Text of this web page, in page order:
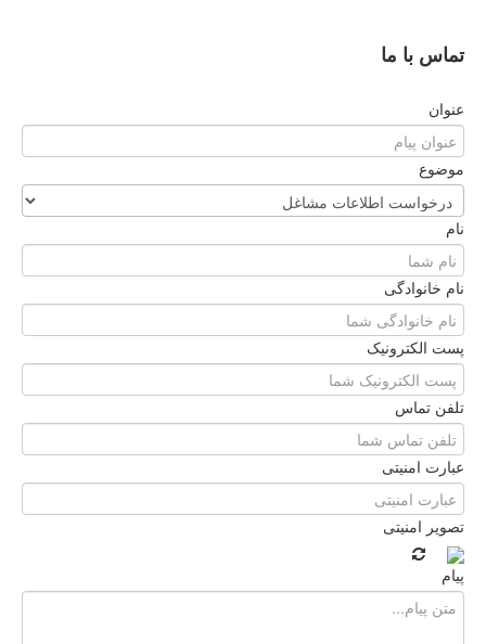
تماس با ما
عنوان
موضوع
نام
نام خانوادگی
پست الکترونیک
تلفن تماس
عبارت امنیتی
تصویر امنیتی
پیام